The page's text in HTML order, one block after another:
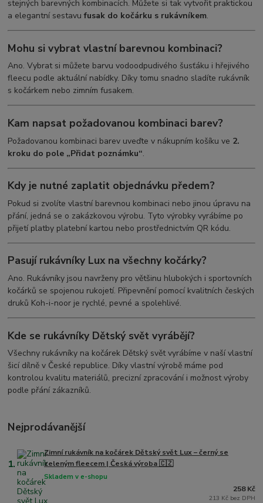
stejných barevných kombinacích. Můžete si tak vytvořit praktickou
a elegantní sestavufusak do kočárku s rukávníkem.
Mohu si vybrat vlastní barevnou kombinaci?
Ano. Vybrat si můžete barvu vodoodpudivého šusťáku i hřejivého
fleecu podle aktuální nabídky. Díky tomu snadno sladíte rukávník
s kočárkem nebo zimním fusakem.
Kam napsat požadovanou kombinaci barev?
Požadovanou kombinaci barev uveďte v nákupním košíku ve 2.
kroku do pole „Přidat poznámku“.
Kdy je nutné zaplatit objednávku předem?
Pokud si zvolíte vlastní barevnou kombinaci nebo jinou úpravu na
přání, jedná se o zakázkovou výrobu. Tyto výrobky vyrábíme po
přijetí platby platební kartou nebo prostřednictvím QR kódu.
Pasují rukávníky Lux na všechny kočárky?
Ano. Rukávníky jsou navrženy pro většinu hlubokých i sportovních
kočárků se spojenou rukojetí. Připevnění pomocí kvalitních českých
druků Koh-i-noor je rychlé, pevné a spolehlivé.
Kde se rukávníky Dětský svět vyrábějí?
Všechny rukávníky na kočárek Dětský svět vyrábíme v naší vlastní
šicí dílně v České republice. Díky vlastní výrobě máme pod
kontrolou kvalitu materiálů, precizní zpracování i možnost výroby
podle přání zákazníků.
Nejprodávanější
1.
Zimní rukávník na kočárek Dětský svět Lux – černý se
zeleným fleecem | Česká výroba 🇨🇿
Skladem v e-shopu
258 Kč
213 Kč bez DPH